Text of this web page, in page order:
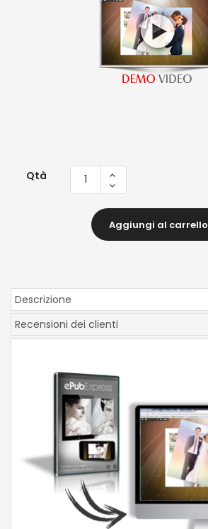
Qtà
Aggiungi al carrello
Descrizione
Recensioni dei clienti